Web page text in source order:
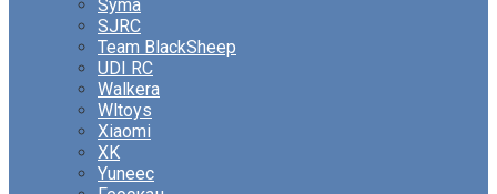
Syma
SJRC
Team BlackSheep
UDI RC
Walkera
Wltoys
Xiaomi
XK
Yuneec